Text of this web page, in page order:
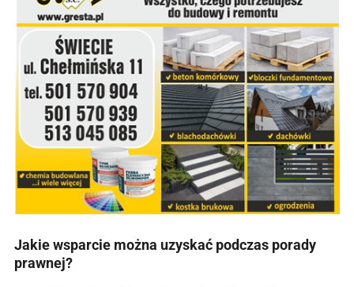
Jakie wsparcie można uzyskać podczas porady
prawnej?